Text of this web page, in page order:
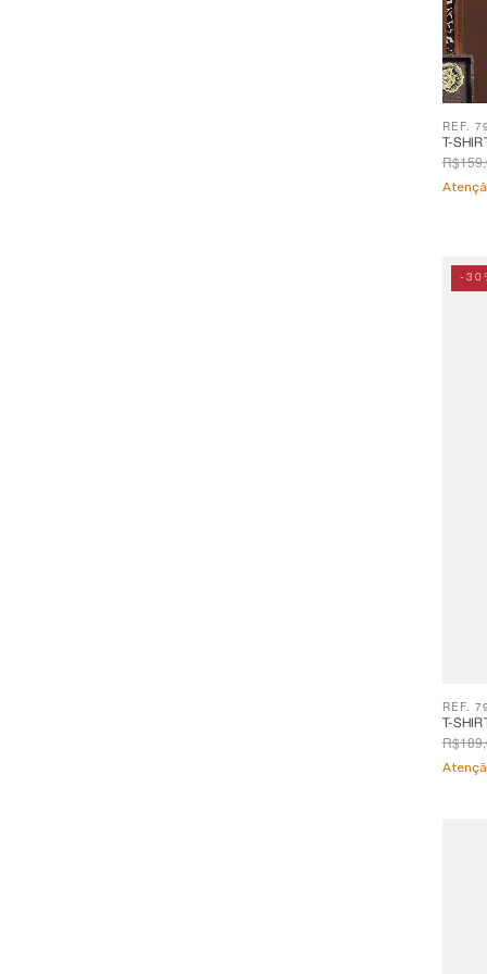
T-
REF.
T-
REF.
-